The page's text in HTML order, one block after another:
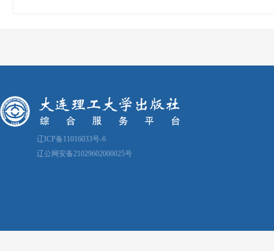
辽ICP备11016033号-6
辽公网安备21029602000025号